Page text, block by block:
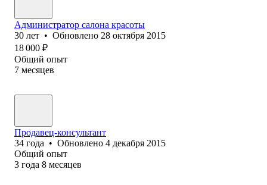
Администратор салона красоты
30 лет • Обновлено 28 октября 2015
18 000 ₽
Общий опыт
7 месяцев
Продавец-консультант
34 года • Обновлено 4 декабря 2015
Общий опыт
3 года 8 месяцев